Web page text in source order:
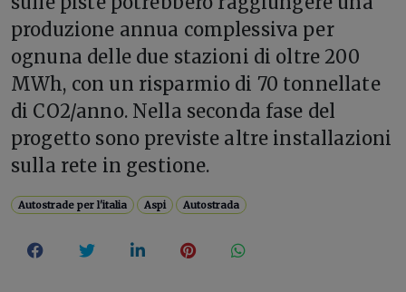
produzione annua complessiva per
ognuna delle due stazioni di oltre 200
MWh, con un risparmio di 70 tonnellate
di CO2/anno. Nella seconda fase del
progetto sono previste altre installazioni
sulla rete in gestione.
Autostrade per l'italia Aspi Autostrada